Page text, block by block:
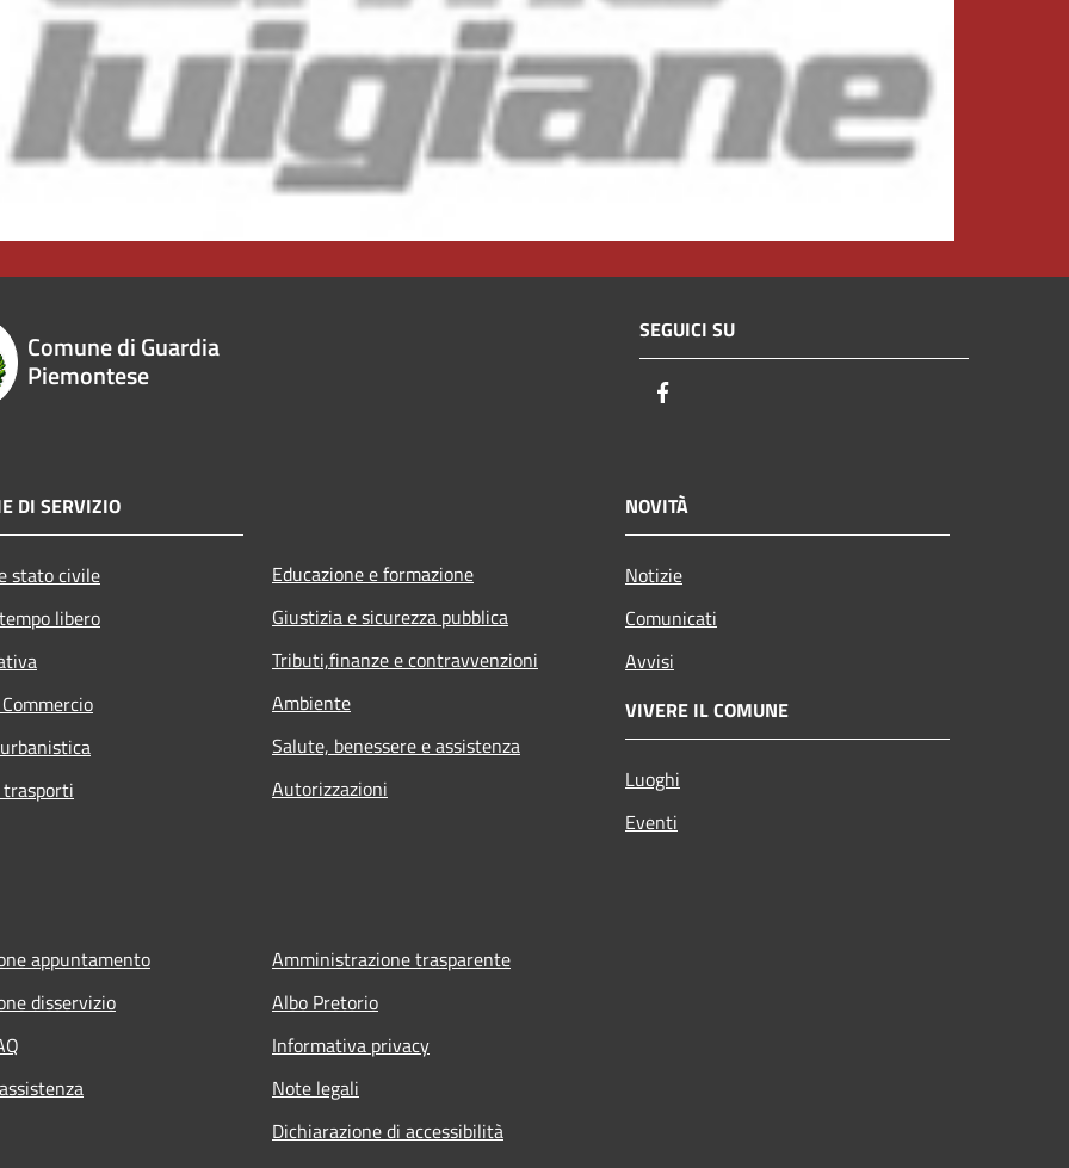
Comune di Guardia
Piemontese
SEGUICI SU
DI SERVIZIO
stato civile
libero
Educazione e formazione
Giustizia e sicurezza pubblica
Tributi,finanze e contravvenzioni
Ambiente
Salute, benessere e assistenza
Autorizzazioni
NOVITÀ
Notizie
Comunicati
Avvisi
VIVERE IL COMUNE
Luoghi
Eventi
appuntamento
disservizio
Amministrazione trasparente
Albo Pretorio
Informativa privacy
Note legali
Dichiarazione di accessibilità